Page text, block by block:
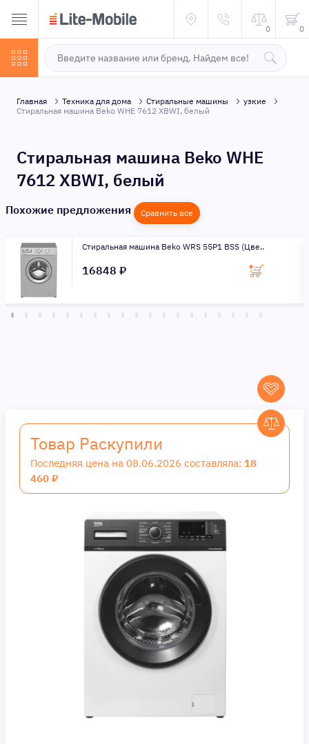
0 0
Главная Техника для дома Стиральные машины
узкие
Стиральная машина Beko WHE 7612 XBWI, белый
Стиральная машина Beko WHE
7612 XBWI, белый
Похожие предложения Сравнить все
Стиральная машина Beko WRS 55P1 BSS (Цве..
16848 ₽
Товар Раскупили
Последняя цена на 08.06.2026 составляла: 18
460 ₽